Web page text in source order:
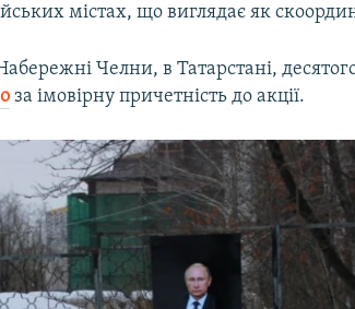
містах, що виглядає як
Челни, в Татарстані,
за імовірну причетність до акції.